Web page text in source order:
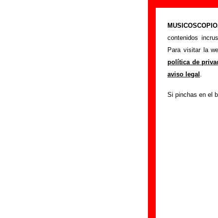
contenidos
Para visitar la
política de
aviso legal .
Si pinchas en el
Nothing -
Portada >Nothing
Si tienes
siguiente
colaboración.
Nombre: